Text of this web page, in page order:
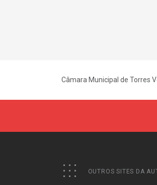
Câmara Municipal de Torres
OUTROS SITES DA